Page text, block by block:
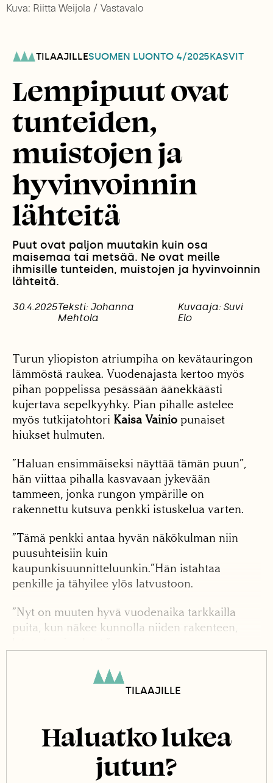
Kuva: Riitta Weijola / Vastavalo
TILAAJILLESUOMEN LUONTO 4/2025KASVIT
Lempipuut ovat
tunteiden,
muistojen ja
hyvinvoinnin
lähteitä
Puut ovat paljon muutakin kuin osa
maisemaa tai metsää. Ne ovat meille
ihmisille tunteiden, muistojen ja hyvinvoinnin
lähteitä.
30.4.2025Teksti: Johanna
Mehtola
Kuvaaja: Suvi
Elo
Turun yliopiston atriumpiha on kevätauringon
lämmöstä raukea. Vuodenajasta kertoo myös
pihan poppelissa pesässään äänekkäästi
kujertava sepelkyyhky. Pian pihalle astelee
myös tutkijatohtori Kaisa Vainio punaiset
hiukset hulmuten.
”Haluan ensimmäiseksi näyttää tämän puun”,
hän viittaa pihalla kasvavaan jykevään
tammeen, jonka rungon ympärille on
rakennettu kutsuva penkki istuskelua varten.
”Tämä penkki antaa hyvän näkökulman niin
puusuhteisiin kuin
kaupunkisuunnitteluunkin.”Hän istahtaa
penkille ja tähyilee ylös latvustoon.
”Nyt on muuten hyvä vuodenaika tarkkailla
puita, kun näkee kunnolla niiden rakenteen,
TILAAJILLE
Haluatko lukea
jutun?